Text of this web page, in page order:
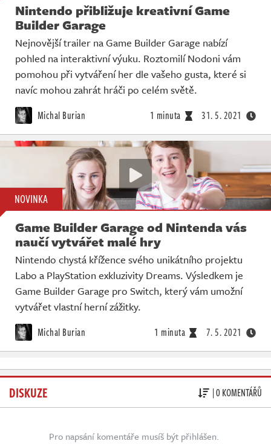
Nintendo přibližuje kreativní Game
Builder Garage
Nejnovější trailer na Game Builder Garage nabízí
pohled na interaktivní výuku. Roztomilí Nodoni vám
pomohou při vytváření her dle vašeho gusta, které si
navíc mohou zahrát hráči po celém světě.
Michal Burian 1 minuta 31. 5. 2021
NOVINKA
Game Builder Garage od Nintenda vás
naučí vytvářet malé hry
Nintendo chystá křížence svého unikátního projektu
Labo a PlayStation exkluzivity Dreams. Výsledkem je
Game Builder Garage pro Switch, který vám umožní
vytvářet vlastní herní zážitky.
Michal Burian 1 minuta 7. 5. 2021
DISKUZE | 0 KOMENTÁŘŮ
Pro napsání komentáře musíš být přihlášen.